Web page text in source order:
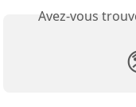
Avez-vous